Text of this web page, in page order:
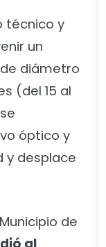
técnico y
un
diámetro
(del 15 al
óptico y
y desplace
de